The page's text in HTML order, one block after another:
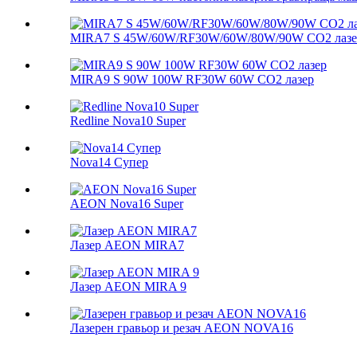
MIRA7 S 45W/60W/RF30W/60W/80W/90W CO2
MIRA9 S 90W 100W RF30W 60W CO2 лазер
Redline Nova10 Super
Nova14 Супер
AEON Nova16 Super
Лазер AEON MIRA7
Лазер AEON MIRA 9
Лазерен гравьор и резач AEON NOVA16